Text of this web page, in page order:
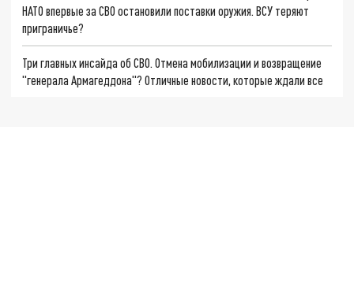
НАТО впервые за СВО остановили поставки оружия. ВСУ теряют
приграничье?
Три главных инсайда об СВО. Отмена мобилизации и возвращение
"генерала Армагеддона"? Отличные новости, которые ждали все